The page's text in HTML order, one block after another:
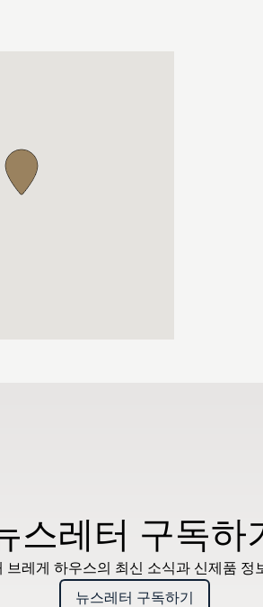
스레터 구독하
브레게 하우스의 최신 소식과 신제품 정
뉴스레터 구독하기